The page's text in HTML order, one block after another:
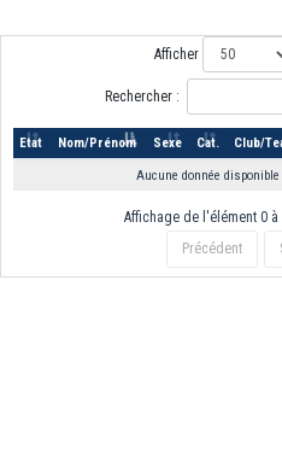
Afficher
Rechercher :
Etat Nom/Prénom Sexe Cat. Club/
Aucune donnée
Affichage de l'élément 0 à
Précédent